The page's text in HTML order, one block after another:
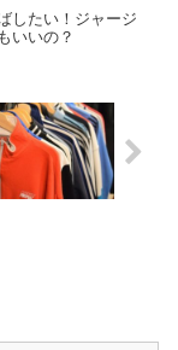
したい！ジャージ
いいの？